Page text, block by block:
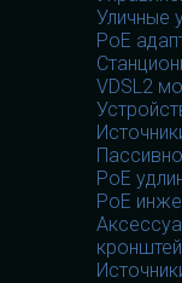
Уличные
PoE
VDSL2
PoE
PoE